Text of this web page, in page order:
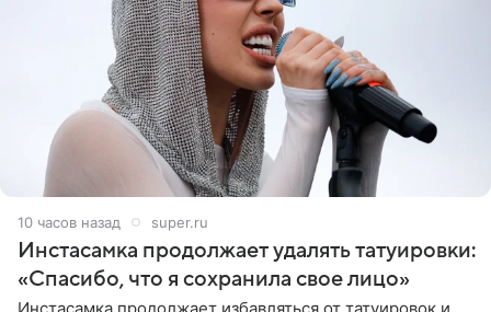
10 часов назад super.ru
Инстасамка продолжает удалять татуировки:
«Спасибо, что я сохранила свое лицо»
Инстасамка продолжает избавляться от татуировок и